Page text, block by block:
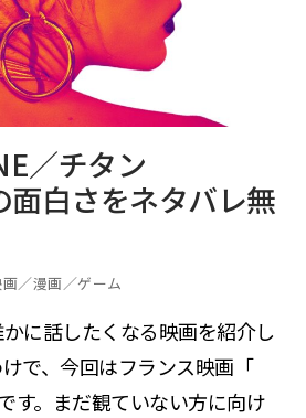
／チタン
面白さをネタバレ無
画／漫画／ゲーム
に話したくなる映画を紹介し
で、今回はフランス映画「
す。まだ観ていない方に向け